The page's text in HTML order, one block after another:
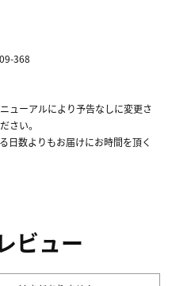
368
ューアルにより予告なしに変更さ
さい。
日数よりもお届けにお時間を頂く
ビュー